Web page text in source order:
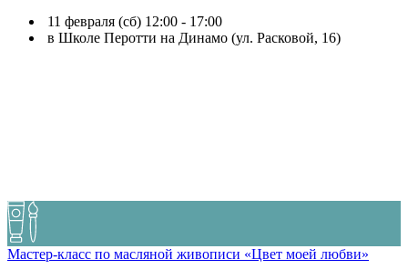
11 февраля (сб) 12:00 - 17:00
в Школе Перотти на Динамо (ул. Расковой, 16)
Мастер-класс по масляной живописи «Цвет моей любви»